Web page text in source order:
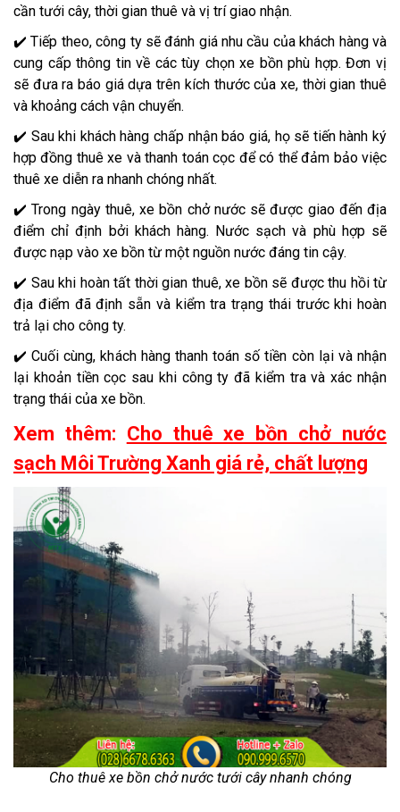
cần tưới cây, thời gian thuê và vị trí giao nhận.
✔️ Tiếp theo, công ty sẽ đánh giá nhu cầu của khách hàng và
cung cấp thông tin về các tùy chọn xe bồn phù hợp. Đơn vị
sẽ đưa ra báo giá dựa trên kích thước của xe, thời gian thuê
và khoảng cách vận chuyển.
✔️ Sau khi khách hàng chấp nhận báo giá, họ sẽ tiến hành ký
hợp đồng thuê xe và thanh toán cọc để có thể đảm bảo việc
thuê xe diễn ra nhanh chóng nhất.
✔️ Trong ngày thuê, xe bồn chở nước sẽ được giao đến địa
điểm chỉ định bởi khách hàng. Nước sạch và phù hợp sẽ
được nạp vào xe bồn từ một nguồn nước đáng tin cậy.
✔️ Sau khi hoàn tất thời gian thuê, xe bồn sẽ được thu hồi từ
địa điểm đã định sẵn và kiểm tra trạng thái trước khi hoàn
trả lại cho công ty.
✔️ Cuối cùng, khách hàng thanh toán số tiền còn lại và nhận
lại khoản tiền cọc sau khi công ty đã kiểm tra và xác nhận
trạng thái của xe bồn.
Xem thêm: Cho thuê xe bồn chở nước
sạch Môi Trường Xanh giá rẻ, chất lượng
Cho thuê xe bồn chở nước tưới cây nhanh chóng